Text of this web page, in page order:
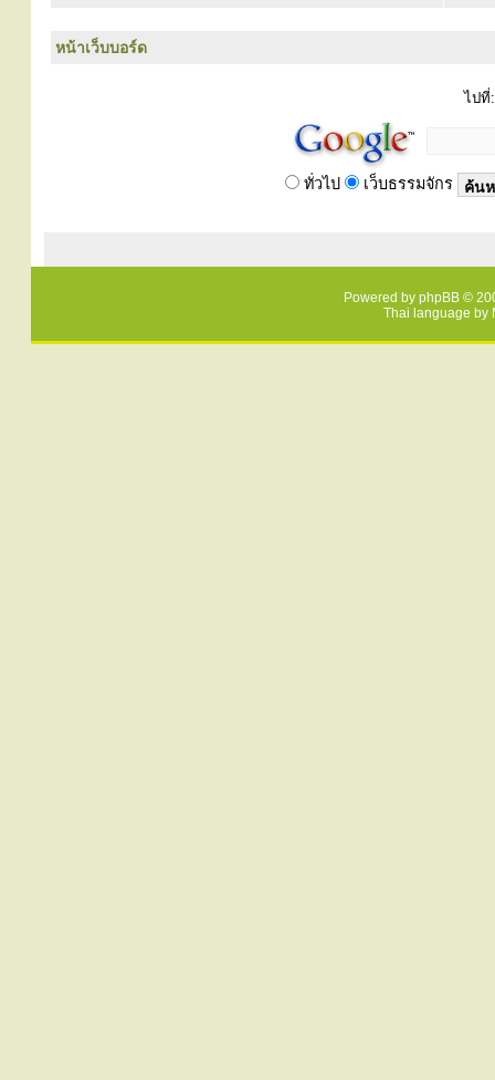
หน้าเว็บบอร์ด
ไปที่:
ทั่วไป เว็บธรรมจักร
Powered by phpBB ©
Thai language by